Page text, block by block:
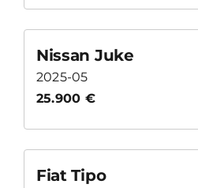
Nissan Juke
2025-05
25.900 €
Fiat Tipo